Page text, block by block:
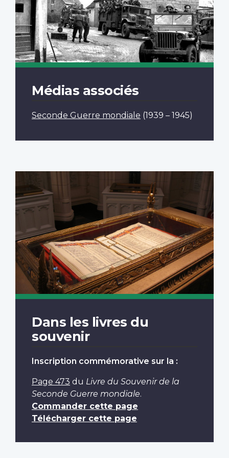
Médias associés
Seconde Guerre mondiale (1939 – 1945)
Dans les livres du
souvenir
Inscription commémorative sur la :
Page 473 du Livre du Souvenir de la
Seconde Guerre mondiale.
Commander cette page
Télécharger cette page